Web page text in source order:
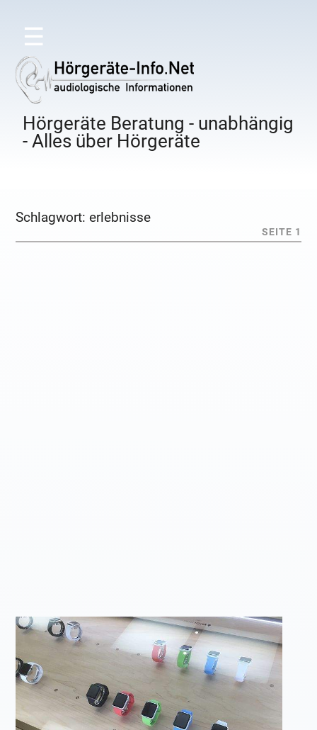
☰
Hörgeräte Beratung - unabhängig
- Alles über Hörgeräte
Schlagwort:erlebnisse
SEITE 1